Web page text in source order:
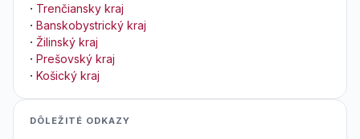
· Trenčiansky kraj
· Banskobystrický kraj
· Žilinský kraj
· Prešovský kraj
· Košický kraj
DÔLEŽITÉ ODKAZY